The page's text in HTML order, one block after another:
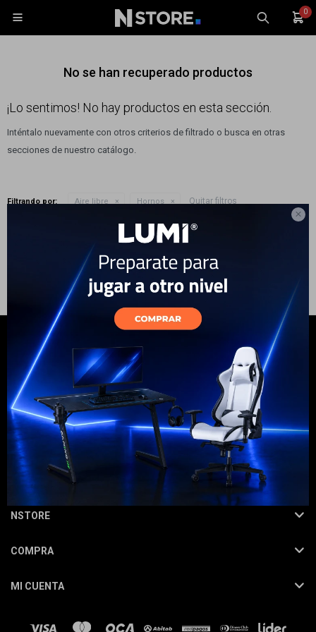

0

No se han recuperado productos
¡Lo sentimos! No hay productos en esta sección.
Inténtalo nuevamente con otros criterios de filtrado o busca en otras
secciones de nuestro catálogo.
Filtrando por: Aire libre Hornos Quitar filtros
Aire libre
NEWSLETTER
¡Suscribite y recibí todas nuestras novedades!
SUSCRIBIRME
NSTORE
COMPRA
MI CUENTA
Electrodomésticos
Hogar
Movilidad
Wearables
Accesorios
Monitores
Gaming